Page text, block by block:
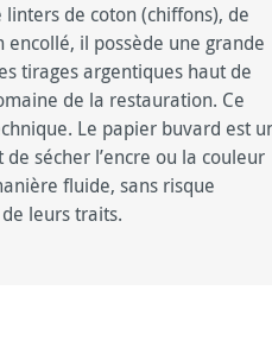
de coton (chiffons), de
encollé, il possède une grande
tirages argentiques haut de
de la restauration. Ce
Le papier buvard est
sécher l’encre ou la couleur
fluide, sans risque
leurs traits.